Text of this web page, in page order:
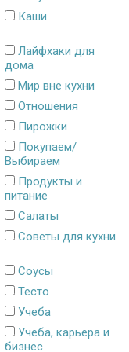
Каши
Лайфхаки для
дома
Мир вне кухни
Отношения
Пирожки
Покупаем/
Выбираем
Продукты и
питание
Салаты
Советы для кухни
Соусы
Тесто
Учеба
Учеба, карьера и
бизнес